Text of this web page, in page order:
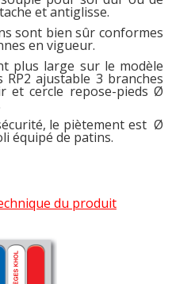
et antiglisse.
sont bien sûr conformes
en vigueur.
plus large sur le modèle
RP2 ajustable 3 branches
et cercle repose-pieds Ø
le piètement est Ø
équipé de patins.
du produit